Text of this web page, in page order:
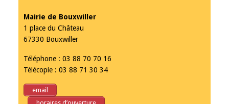
Mairie de Bouxwiller
1 place du Château
67330 Bouxwiller
Téléphone : 03 88 70 70 16
Télécopie : 03 88 71 30 34
email